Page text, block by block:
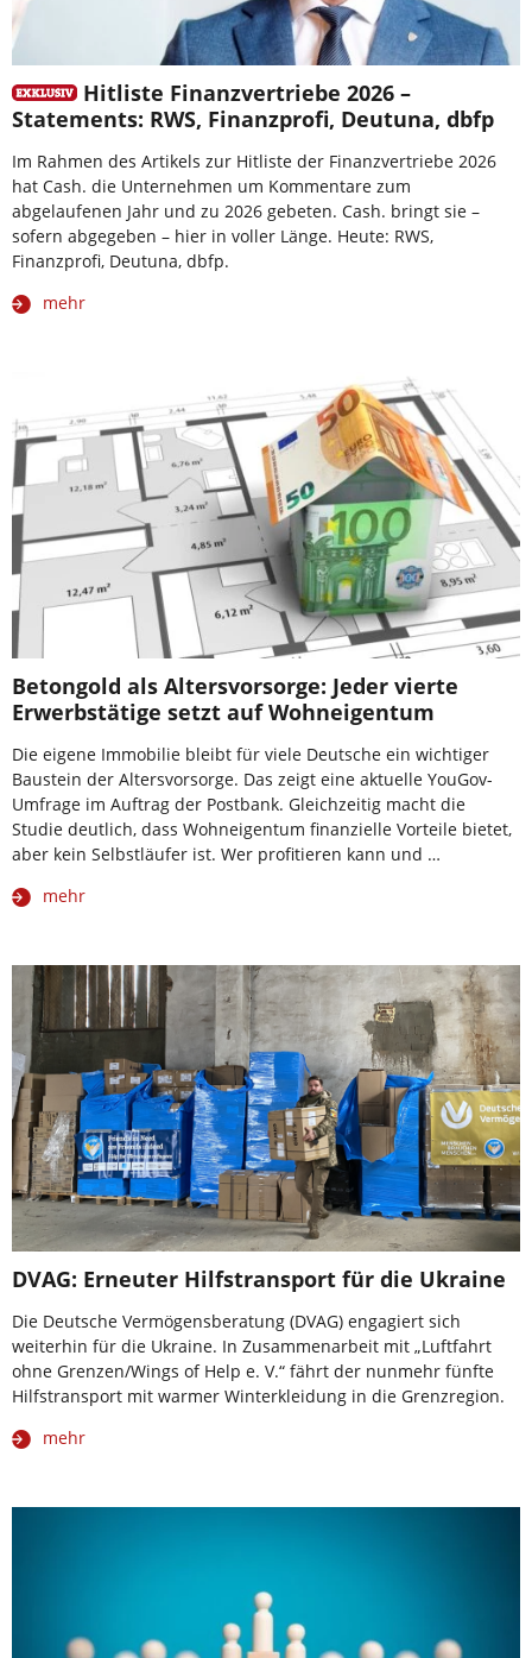
Hitliste Finanzvertriebe 2026 –
Statements: RWS, Finanzprofi, Deutuna, dbfp
Im Rahmen des Artikels zur Hitliste der Finanzvertriebe 2026
hat Cash. die Unternehmen um Kommentare zum
abgelaufenen Jahr und zu 2026 gebeten. Cash. bringt sie –
sofern abgegeben – hier in voller Länge. Heute: RWS,
Finanzprofi, Deutuna, dbfp.
mehr
Betongold als Altersvorsorge: Jeder vierte
Erwerbstätige setzt auf Wohneigentum
Die eigene Immobilie bleibt für viele Deutsche ein wichtiger
Baustein der Altersvorsorge. Das zeigt eine aktuelle YouGov-
Umfrage im Auftrag der Postbank. Gleichzeitig macht die
Studie deutlich, dass Wohneigentum finanzielle Vorteile bietet,
aber kein Selbstläufer ist. Wer profitieren kann und …
mehr
DVAG: Erneuter Hilfstransport für die Ukraine
Die Deutsche Vermögensberatung (DVAG) engagiert sich
weiterhin für die Ukraine. In Zusammenarbeit mit „Luftfahrt
ohne Grenzen/Wings of Help e. V.“ fährt der nunmehr fünfte
Hilfstransport mit warmer Winterkleidung in die Grenzregion.
mehr